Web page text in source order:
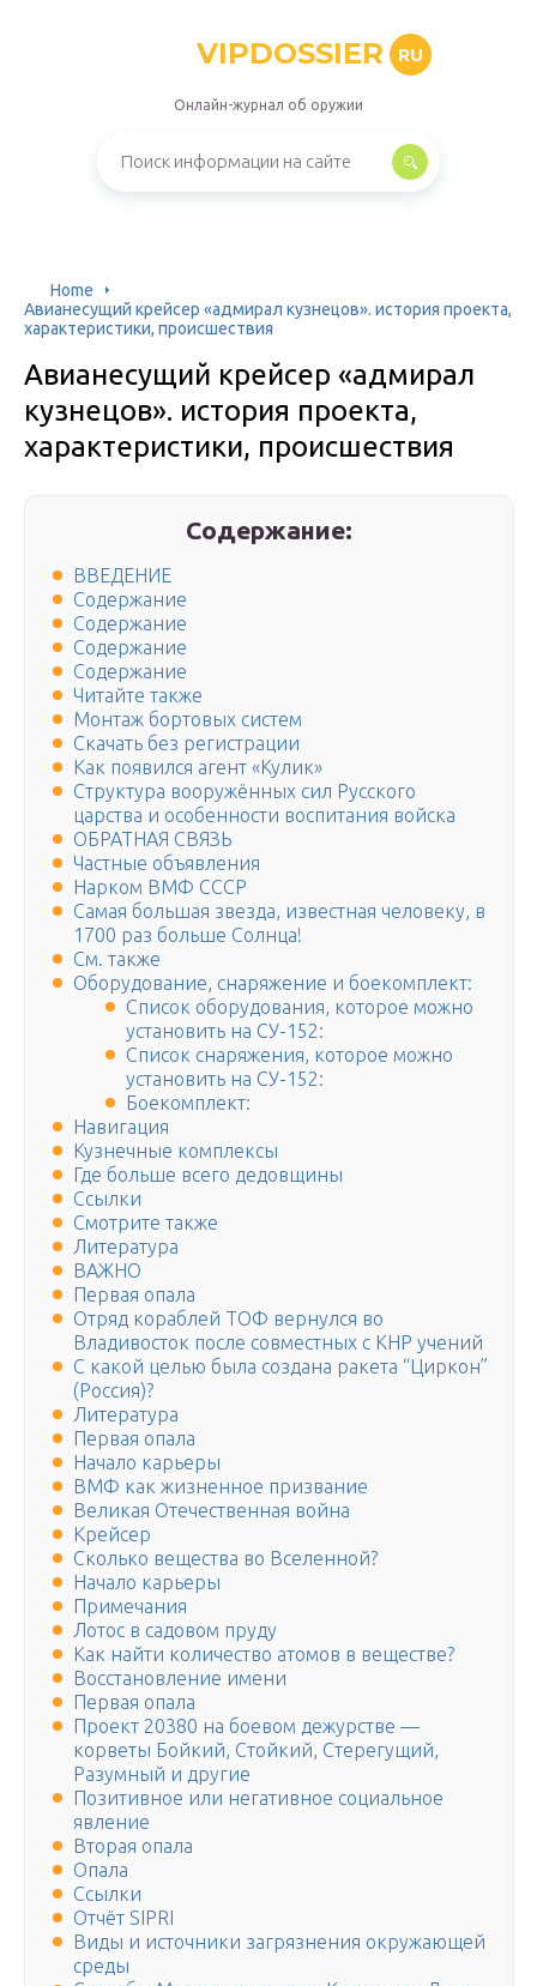
VIPDOSSIER RU
Онлайн-журнал об оружии
Home
Авианесущий крейсер «адмирал кузнецов». история проекта,
характеристики, происшествия
Авианесущий крейсер «адмирал
кузнецов». история проекта,
характеристики, происшествия
Содержание:
ВВЕДЕНИЕ
Содержание
Содержание
Содержание
Содержание
Читайте также
Монтаж бортовых систем
Скачать без регистрации
Как появился агент «Кулик»
Структура вооружённых сил Русского
царства и особенности воспитания войска
ОБРАТНАЯ СВЯЗЬ
Частные объявления
Нарком ВМФ СССР
Самая большая звезда, известная человеку, в
1700 раз больше Солнца!
См. также
Оборудование, снаряжение и боекомплект:
Список оборудования, которое можно
установить на СУ-152:
Список снаряжения, которое можно
установить на СУ-152:
Боекомплект:
Навигация
Кузнечные комплексы
Где больше всего дедовщины
Ссылки
Смотрите также
Литература
ВАЖНО
Первая опала
Отряд кораблей ТОФ вернулся во
Владивосток после совместных с КНР учений
С какой целью была создана ракета “Циркон”
(Россия)?
Литература
Первая опала
Начало карьеры
ВМФ как жизненное призвание
Великая Отечественная война
Крейсер
Сколько вещества во Вселенной?
Начало карьеры
Примечания
Лотос в садовом пруду
Как найти количество атомов в веществе?
Восстановление имени
Первая опала
Проект 20380 на боевом дежурстве —
корветы Бойкий, Стойкий, Стерегущий,
Разумный и другие
Позитивное или негативное социальное
явление
Вторая опала
Опала
Ссылки
Отчёт SIPRI
Виды и источники загрязнения окружающей
среды